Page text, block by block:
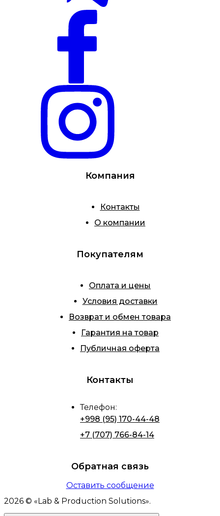
Компания
Контакты
О компании
Покупателям
Оплата и цены
Условия доставки
Возврат и обмен товара
Гарантия на товар
Публичная оферта
Контакты
Телефон:
+998 (95) 170-44-48
+7 (707) 766-84-14
Обратная связь
Оставить сообщение
2026 © « Lab & Production Solutions».